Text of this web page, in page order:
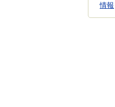
情報